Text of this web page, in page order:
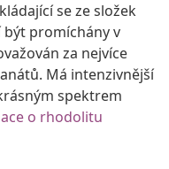
se ze složek
promíchány v
za nejvíce
Má intenzivnější
spektrem
o rhodolitu